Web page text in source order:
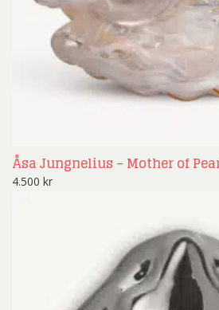
Åsa Jungnelius – Mother of
4.500 kr